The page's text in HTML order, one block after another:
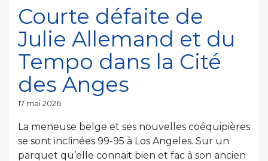
victorieux
pour
Julie
Allemand »
Courte défaite de
Julie Allemand et du
Tempo dans la Cité
des Anges
Publié
17 mai 2026
La meneuse belge et ses nouvelles coéquipières
se sont inclinées 99-95 à Los Angeles. Sur un
parquet qu’elle connait bien et fac à son ancien